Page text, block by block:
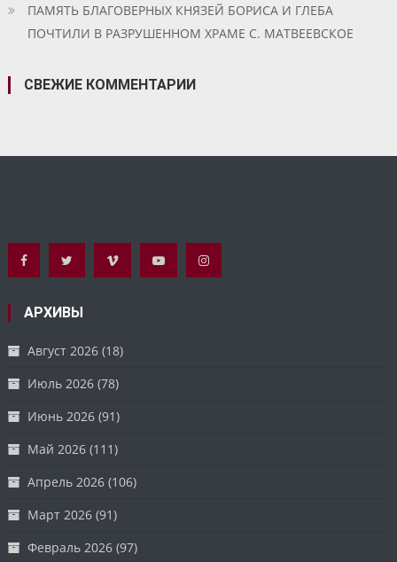
ПАМЯТЬ БЛАГОВЕРНЫХ КНЯЗЕЙ БОРИСА И ГЛЕБА
ПОЧТИЛИ В РАЗРУШЕННОМ ХРАМЕ С. МАТВЕЕВСКОЕ
СВЕЖИЕ КОММЕНТАРИИ
АРХИВЫ
Август 2026 (18)
Июль 2026 (78)
Июнь 2026 (91)
Май 2026 (111)
Апрель 2026 (106)
Март 2026 (91)
Февраль 2026 (97)